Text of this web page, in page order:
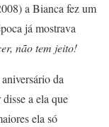
a Bianca fez um
já mostrava
não tem jeito!
da
a ela que
ela só